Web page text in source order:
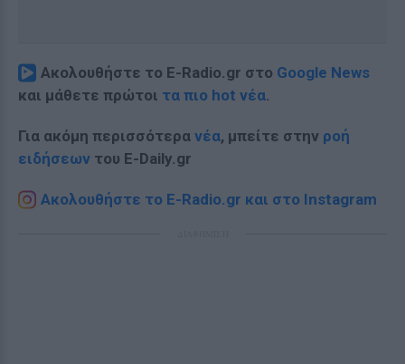
Ακολουθήστε το E-Radio.gr στο Google News
και μάθετε πρώτοι τα πιο hot νέα.
Για ακόμη περισσότερα νέα, μπείτε στην ροή
ειδήσεων του E-Daily.gr
Ακολουθήστε το E-Radio.gr και στο Instagram